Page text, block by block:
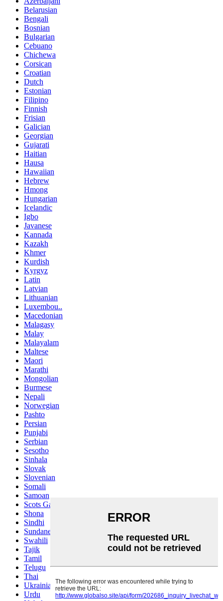
Belarusian
Bengali
Bosnian
Bulgarian
Cebuano
Chichewa
Corsican
Croatian
Dutch
Estonian
Filipino
Finnish
Frisian
Galician
Georgian
Gujarati
Haitian
Hausa
Hawaiian
Hebrew
Hmong
Hungarian
Icelandic
Igbo
Javanese
Kannada
Kazakh
Khmer
Kurdish
Kyrgyz
Latin
Latvian
Lithuanian
Luxembou..
Macedonian
Malagasy
Malay
Malayalam
Maltese
Maori
Marathi
Mongolian
Burmese
Nepali
Norwegian
Pashto
Persian
Punjabi
Serbian
Sesotho
Sinhala
Slovak
Slovenian
Somali
Samoan
Scots Gaelic
Shona
Sindhi
Sundanese
Swahili
Tajik
Tamil
Telugu
Thai
Ukrainian
Urdu